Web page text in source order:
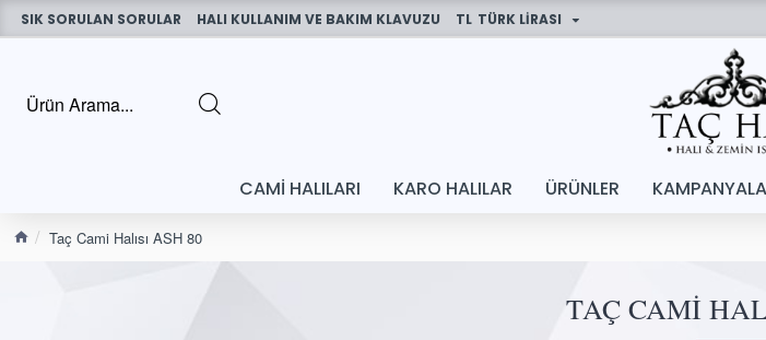
SIK SORULAN SORULAR HALI KULLANIM VE BAKIM KLAVUZU TL TÜRK LIRASI
CAMI HALILARI KARO HALILAR ÜRÜNLER
Taç Cami Halısı ASH 80
TAÇ CAMI